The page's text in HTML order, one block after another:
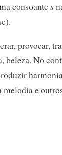
consoantes
provocar,
beleza. No
melodia e